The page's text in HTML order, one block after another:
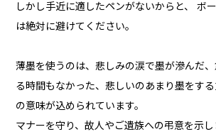
しかし手近に適したペンがないからと、 ボ
は絶対に避けてください。
薄墨を使うのは、悲しみの涙で墨が滲んだ
る時間もなかった、悲しいのあまり墨をす
の意味が込められています。
マナーを守り、故人やご遺族への弔意を示し